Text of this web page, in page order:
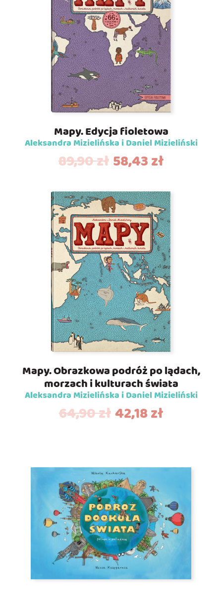
Mapy. Edycja fioletowa
Aleksandra Mizielińska i Daniel Mizieliński
89,90zł 58,43zł
Mapy. Obrazkowa podróż po lądach,
morzach i kulturach świata
Aleksandra Mizielińska i Daniel Mizieliński
64,90zł42,18zł